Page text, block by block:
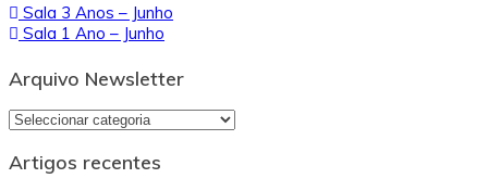
Navegação
de
artigos
Sala 3 Anos – Junho
Sala 1 Ano – Junho
Arquivo Newsletter
Arquivo
Artigos recentes